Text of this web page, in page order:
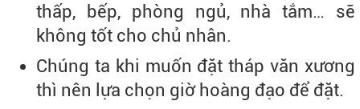
thấp, bếp, phòng ngủ, nhà tắm… sẽ
không tốt cho chủ nhân.
Chúng ta khi muốn đặt tháp văn xương
thì nên lựa chọn giờ hoàng đạo để đặt.